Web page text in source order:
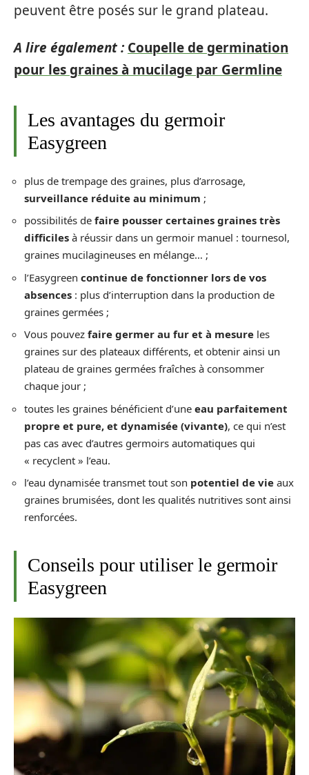
peuvent être posés sur le grand plateau.
A lire également : Coupelle de germination
pour les graines à mucilage par Germline
Les avantages du germoir
Easygreen
plus de trempage des graines, plus d’arrosage,
surveillance réduite au minimum ;
possibilités de faire pousser certaines graines très
difficiles à réussir dans un germoir manuel : tournesol,
graines mucilagineuses en mélange… ;
l’Easygreen continue de fonctionner lors de vos
absences : plus d’interruption dans la production de
graines germées ;
Vous pouvez faire germer au fur et à mesure les
graines sur des plateaux différents, et obtenir ainsi un
plateau de graines germées fraîches à consommer
chaque jour ;
toutes les graines bénéficient d’une eau parfaitement
propre et pure, et dynamisée (vivante), ce qui n’est
pas cas avec d’autres germoirs automatiques qui
« recyclent » l’eau.
l’eau dynamisée transmet tout son potentiel de vie aux
graines brumisées, dont les qualités nutritives sont ainsi
renforcées.
Conseils pour utiliser le germoir
Easygreen